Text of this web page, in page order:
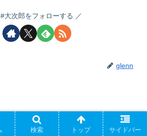
#大次郎をフォローする
glenn
ラヴィット】ダイソー＆CanDo「掃除グッズ」
検索 トップ サイドバー